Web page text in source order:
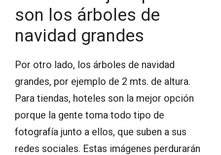
son los árboles de
navidad grandes
Por otro lado, los árboles de navidad
grandes, por ejemplo de 2 mts. de altura.
Para tiendas, hoteles son la mejor opción
porque la gente toma todo tipo de
fotografía junto a ellos, que suben a sus
redes sociales. Estas imágenes perdurarán